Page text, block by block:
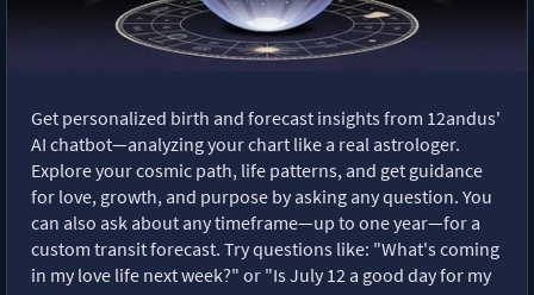
Get personalized birth and forecast insights from 12andus'
AI chatbot—analyzing your chart like a real astrologer.
Explore your cosmic path, life patterns, and get guidance
for love, growth, and purpose by asking any question. You
can also ask about any timeframe—up to one year—for a
custom transit forecast. Try questions like: "What's coming
in my love life next week?" or "Is July 12 a good day for my